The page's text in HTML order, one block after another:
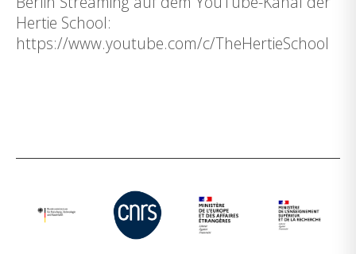
Hertie School:
https://www.youtube.com/c/TheHertieSchool